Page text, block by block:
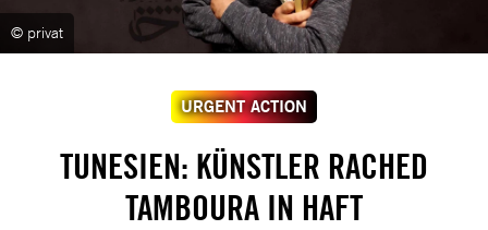
© privat
URGENT ACTION
TUNESIEN: KÜNSTLER RACHED
TAMBOURA IN HAFT